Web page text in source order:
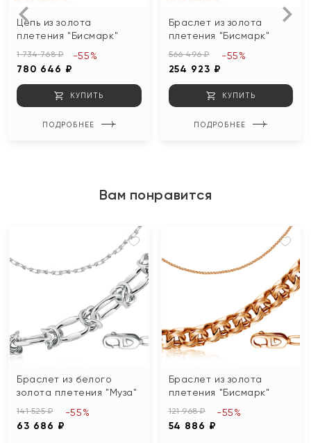
Цепь из золота
плетения "Бисмарк"
1 734 768 ₽
780 646 ₽
-55%
КУПИТЬ
ПОДРОБНЕЕ
Браслет из золота
плетения "Бисмарк"
566 496 ₽
254 923 ₽
-55%
КУПИТЬ
ПОДРОБНЕЕ
Вам понравится
Браслет из белого
золота плетения "Муза"
141 525 ₽
63 686 ₽
-55%
Браслет из золота
плетения "Бисмарк"
121 968 ₽
54 886 ₽
-55%